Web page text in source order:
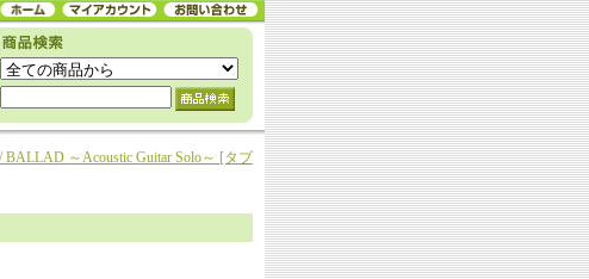
BALLAD ～Acoustic Guitar Solo～ [タブ